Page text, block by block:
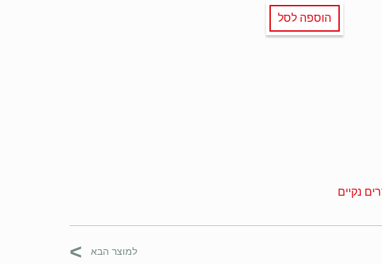
הוספה לסל
נקיים
למוצר הבא >